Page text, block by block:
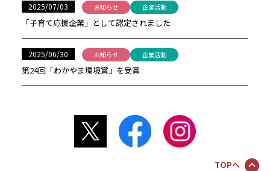
2025/07/03 お知らせ 企業活動
「子育て応援企業」として認定されました
2025/06/30 お知らせ 企業活動
第24回「わかやま環境賞」を受賞
TOPへ